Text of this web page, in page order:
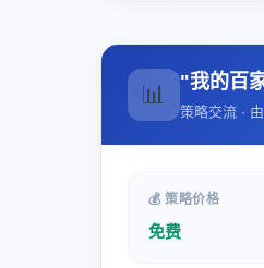
📊 "我的百
策略交流 ·
💰 策略价格
免费